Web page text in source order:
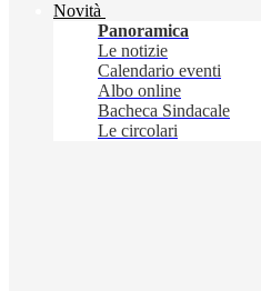
Novità
Panoramica
Le notizie
Calendario eventi
Albo online
Bacheca Sindacale
Le circolari